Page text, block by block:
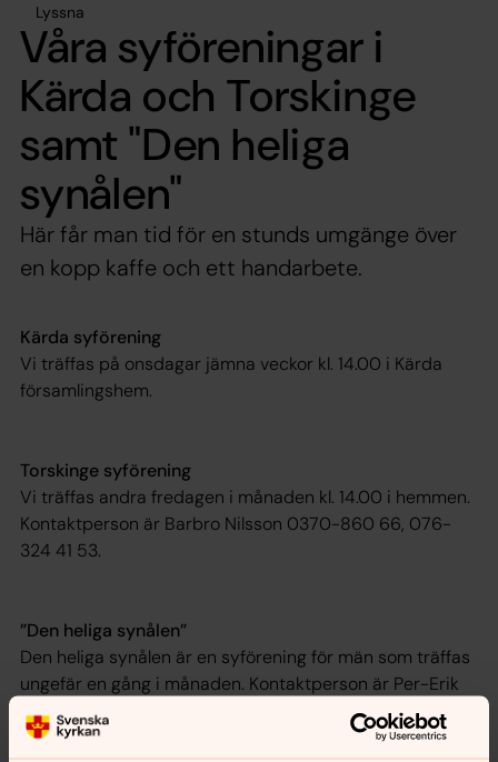
Lyssna
Våra syföreningar i
Kärda och Torskinge
samt "Den heliga
synålen"
Här får man tid för en stunds umgänge över
en kopp kaffe och ett handarbete.
Kärda syförening
Vi träffas på onsdagar jämna veckor kl. 14.00 i Kärda
församlingshem.
Torskinge syförening
Vi träffas andra fredagen i månaden kl. 14.00 i hemmen.
Kontaktperson är Barbro Nilsson 0370-860 66, 076-
324 41 53.
”Den heliga synålen”
Den heliga synålen är en syförening för män som träffas
ungefär en gång i månaden. Kontaktperson är Per-Erik
Åkermo, 0370-810 03, per-
erik.akermo@svenskakyrkan.se.